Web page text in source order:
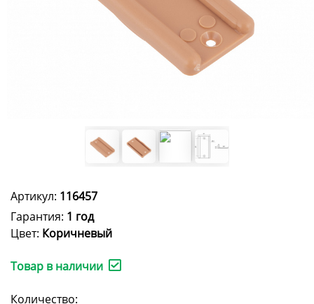
Артикул: 116457
Гарантия: 1 год
Цвет: Коричневый
Товар в наличии
Количество: